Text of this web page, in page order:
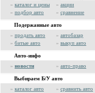
» каталог и цены » акции
» подбор авто » сравнение
Подержанные авто
» продать авто » автобазар
» битые авто » выкуп авто
Авто-инфо
» новости » авто-право
Выбираем Б/У авто
» каталог авто » сравнить авто